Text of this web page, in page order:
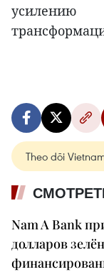
Theo dõi
Nam A Bank
долларов